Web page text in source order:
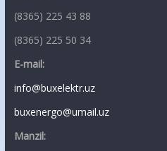
(8365) 225 43 88
(8365) 225 50 34
E-mail:
info@buxelektr.uz
buxenergo@umail.uz
Manzil: